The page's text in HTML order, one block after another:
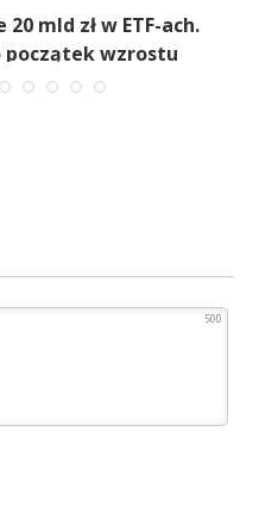
mld zł w ETF-ach.
początek wzrostu
500